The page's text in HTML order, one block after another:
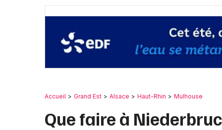
Accueil Grand Est Alsace Haut-Rhin Mulhouse
Que faire à
Haut-Rhin (68)